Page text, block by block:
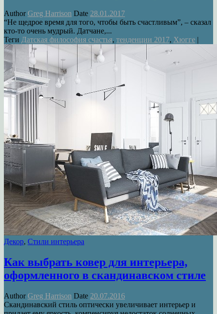
AuthorGreg Harrison Date 28.01.2017
“Не щедрое время для того, чтобы быть счастливым”, – сказал
кто-то очень мудрый. Датчане,...
Теги Датская философия счастья, тенденции 2017, Хюгге |
Декор, Стили интерьера
Как выбрать ковер для интерьера,
оформленного в скандинавском стиле
AuthorGreg Harrison Date 20.07.2016
Скандинавский стиль оптически увеличивает интерьер и